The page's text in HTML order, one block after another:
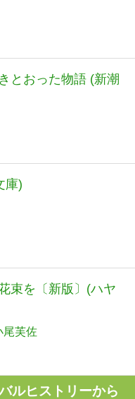
とおった物語 (新潮
庫)
束を〔新版〕(ハヤ
尾芙佐
ルヒストリーから